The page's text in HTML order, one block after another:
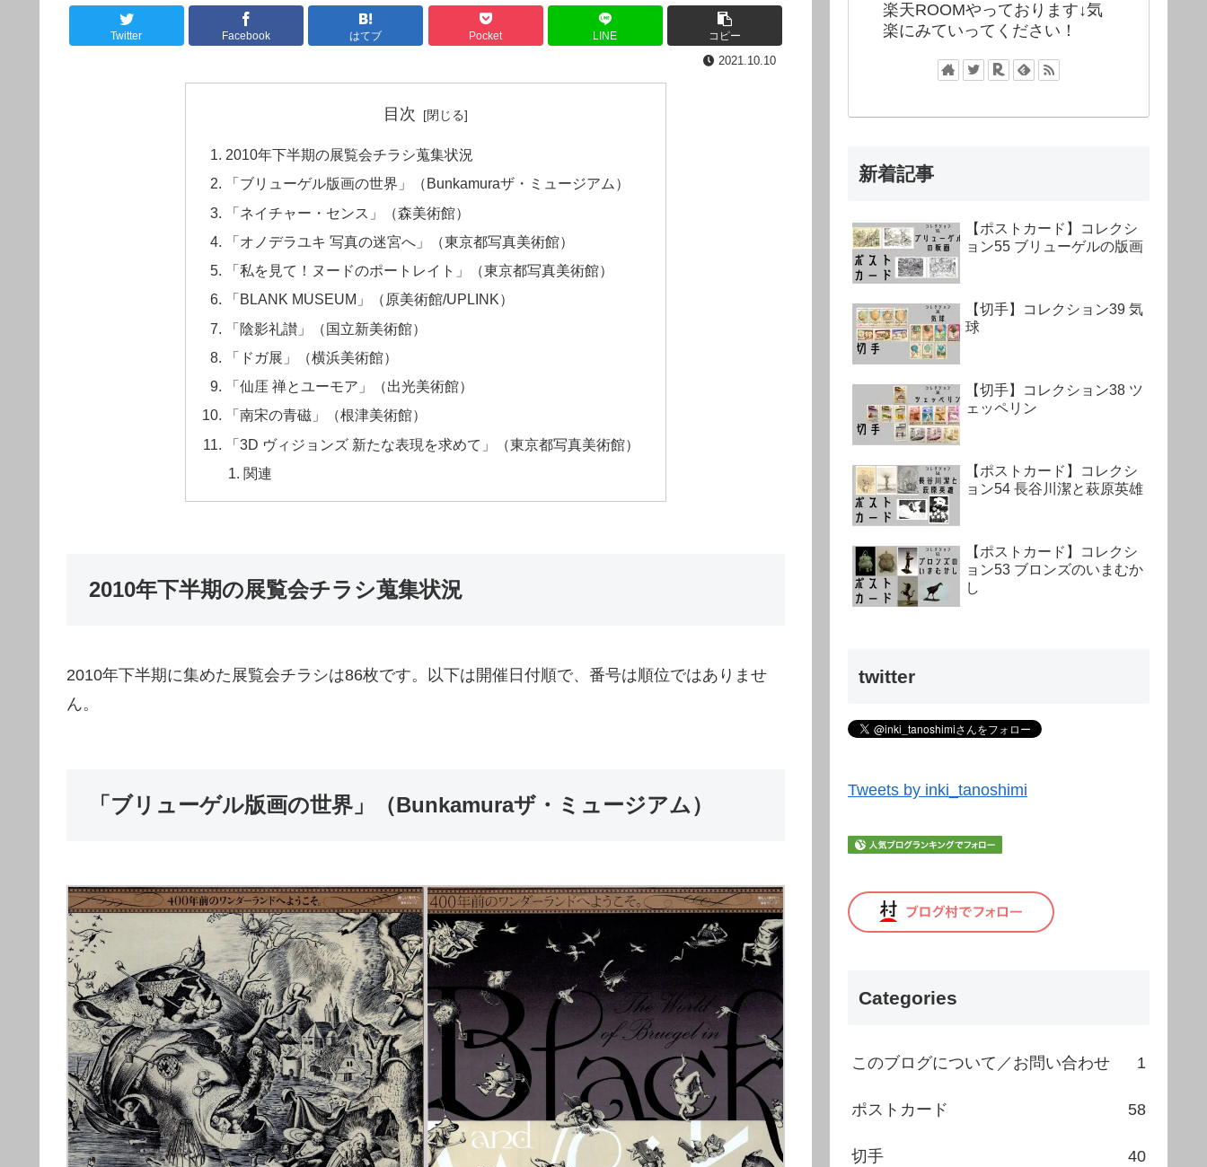
Twitter Facebook はてブ Pocket LINE コピー
2021.10.10
目次
2010年下半期の展覧会チラシ蒐集状況
「ブリューゲル版画の世界」（Bunkamuraザ・ミュージアム）
「ネイチャー・センス」（森美術館）
「オノデラユキ 写真の迷宮へ」（東京都写真美術館）
「私を見て！ヌードのポートレイト」（東京都写真美術館）
「BLANK MUSEUM」（原美術館/UPLINK）
「陰影礼讃」（国立新美術館）
「ドガ展」（横浜美術館）
「仙厓 禅とユーモア」（出光美術館）
「南宋の青磁」（根津美術館）
「3D ヴィジョンズ 新たな表現を求めて」（東京都写真美術館）
関連
2010年下半期の展覧会チラシ蒐集状況
2010年下半期に集めた展覧会チラシは86枚です。以下は開催日付順で、番号は順位ではありませ
ん。
「ブリューゲル版画の世界」（Bunkamuraザ・ミュージアム）
楽天ROOMやっております↓気
楽にみていってください！
新着記事
【ポストカード】コレクシ
ョン55 ブリューゲルの版画
【切手】コレクション39 気
球
【切手】コレクション38 ツ
ェッペリン
【ポストカード】コレクシ
ョン54 長谷川潔と萩原英雄
【ポストカード】コレクシ
ョン53 ブロンズのいまむか
し
twitter
Tweets by inki_tanoshimi
Categories
このブログについて／お問い合わせ 1
ポストカード 58
切手 40